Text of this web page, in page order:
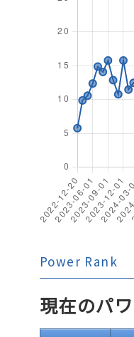
Power Rank
現在のパ